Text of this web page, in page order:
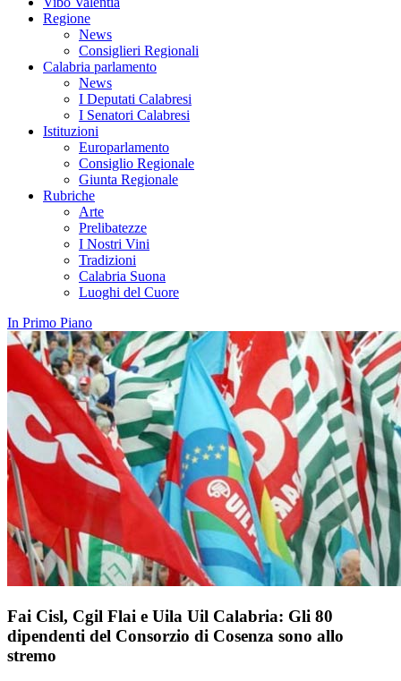
Regione
News
Consiglieri Regionali
Calabria parlamento
News
I Deputati Calabresi
I Senatori Calabresi
Istituzioni
Europarlamento
Consiglio Regionale
Giunta Regionale
Rubriche
Arte
Prelibatezze
I Nostri Vini
Tradizioni
Calabria Suona
Luoghi del Cuore
In Primo Piano
Fai Cisl, Cgil Flai e Uila Uil Calabria: Gli 80
dipendenti del Consorzio di Cosenza sono allo
stremo